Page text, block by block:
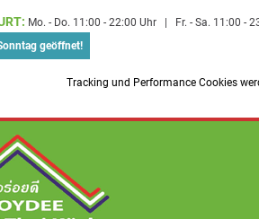
Mo. - Do. 11:00 - 22:00 Uhr Fr. - Sa. 11:00 -
geöffnet!
Tracking und Performance Cookies